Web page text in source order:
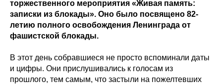
торжественного мероприятия «Живая память:
записки из блокады». Оно было посвящено 82-
летию полного освобождения Ленинграда от
фашистской блокады.
В этот день собравшиеся не просто вспоминали даты
и цифры. Они прислушивались к голосам из
прошлого, тем самым, что застыли на пожелтевших